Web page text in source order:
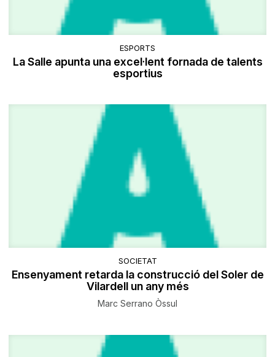
ESPORTS
La Salle apunta una excel·lent fornada de talents
esportius
SOCIETAT
Ensenyament retarda la construcció del Soler de
Vilardell un any més
Marc Serrano Òssul